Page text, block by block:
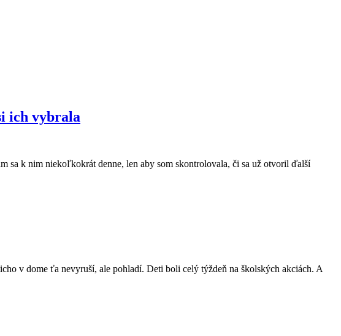
ich vybrala
sa k nim niekoľkokrát denne, len aby som skontrolovala, či sa už otvoril ďalší
v dome ťa nevyruší, ale pohladí. Deti boli celý týždeň na školských akciách. A